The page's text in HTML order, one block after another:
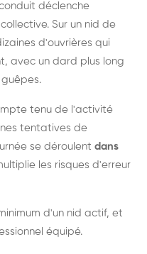
déclenche
Sur un nid de
d'ouvrières qui
avec un dard plus long
tenu de l'activité
tentatives de
se déroulent dans
les risques d'erreur
d'un nid actif, et
équipé.